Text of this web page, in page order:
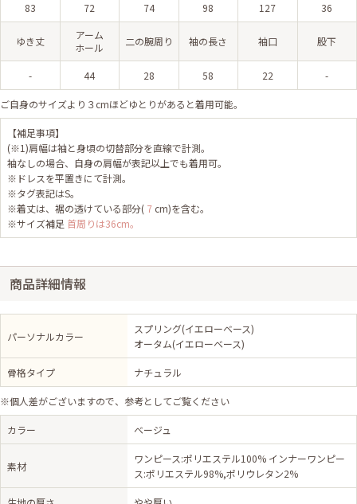
83 72 74 98 127 36
ゆき丈
アーム
ホール
二の腕周り 袖の長さ 袖口 股下
- 44 28 58 22 -
ご自身のサイズより３cmほどゆとりがあると着用可能。
【補足事項】
(※1)肩幅は袖と身頃の切替部分を直線で計測。
袖なしの場合、自身の肩幅が表記以上でも着用可。
※ドレスを平置きにて計測。
※タグ表記はS。
※着丈は、裾の透けている部分( 7 cm)を含む。
※サイズ補足 首周りは36cm。
商品詳細情報
パーソナルカラー
スプリング(イエローベース)
オータム(イエローベース)
骨格タイプ ナチュラル
※個人差がございますので、参考としてご覧ください
カラー ベージュ
素材
ワンピース:ポリエステル100% インナーワンピー
ス:ポリエステル98%,ポリウレタン2%